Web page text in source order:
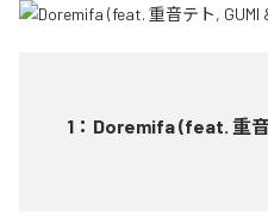
1 ： Doremifa (feat. 重